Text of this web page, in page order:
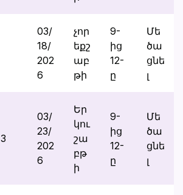
03/
18/
202
6
չոր
եքշ
աբ
թի
9-
ից
12-
ը
Մե
ծա
ցնե
լ
3
03/
23/
202
6
Եր
կու
շա
բթ
ի
9-
ից
12-
ը
Մե
ծա
ցնե
լ